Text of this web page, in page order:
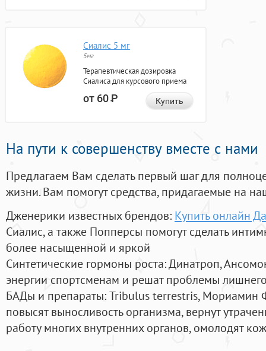
Сиалис 5 мг
5мг
Терапевтическая дозировка
Сиалиса для курсового приема
от 60Р Купить
На пути к совершенству вместе с нами
Предлагаем Вам сделать первый шаг для
жизни. Вам помогут средства, придагаемые на
Дженерики известных брендов: Купить онлайн
Сиалис, а также Попперсы помогут сделать
более насыщенной и яркой
Синтетические гормоны роста: Динатроп,
энергии спортсменам и решат проблемы
БАДы и препараты:Tribulus terrestris, Мориамин
повысят выносливость организма, вернут
работу многих внутренних органов, омолодят